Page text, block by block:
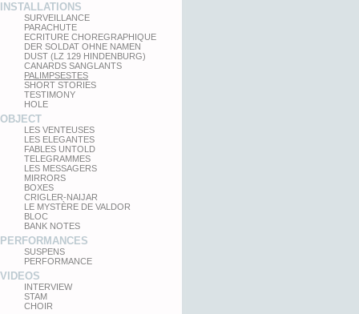
INSTALLATIONS
SURVEILLANCE
PARACHUTE
ECRITURE CHOREGRAPHIQUE
DER SOLDAT OHNE NAMEN
DUST (LZ 129 HINDENBURG)
CANARDS SANGLANTS
PALIMPSESTES
SHORT STORIES
TESTIMONY
HOLE
OBJECT
LES VENTEUSES
LES ELEGANTES
FABLES UNTOLD
TELEGRAMMES
LES MESSAGERS
MIRRORS
BOXES
CRIGLER-NAIJAR
LE MYSTÈRE DE VALDOR
BLOC
BANK NOTES
PERFORMANCES
SUSPENS
PERFORMANCE
VIDEOS
INTERVIEW
STAM
CHOIR